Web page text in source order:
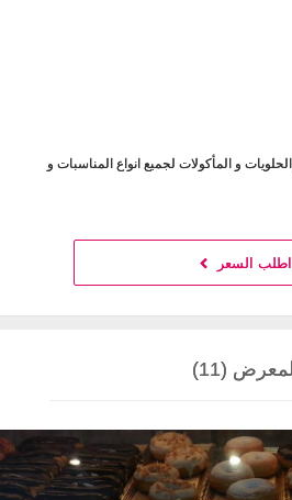
و المأكولات لجميع انواع المناسبات و
اطلب السعر
المعرض (11)